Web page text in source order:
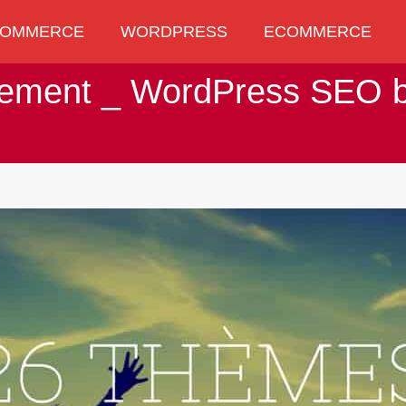
WORDPRESS ECOMMERCE
_ WordPress SEO
WORDPRESS ECOMMERCE